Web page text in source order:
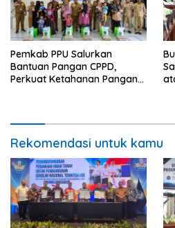
Pemkab PPU Salurkan
Bantuan Pangan CPPD,
Perkuat Ketahanan Pangan
Rekomendasi untuk kamu